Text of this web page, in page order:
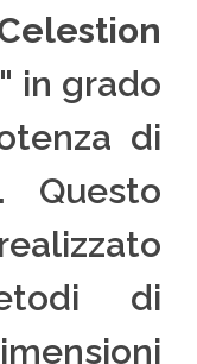
in grado
di
Questo
di